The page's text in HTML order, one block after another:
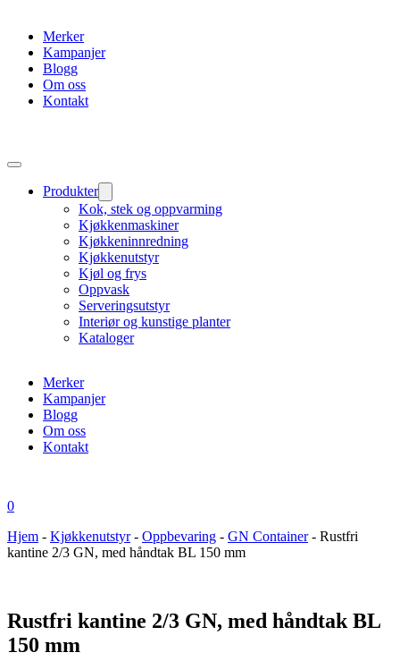
Merker
Kampanjer
Blogg
Om oss
Kontakt
Produkter
Kok, stek og oppvarming
Kjøkkenmaskiner
Kjøkkeninnredning
Kjøkkenutstyr
Kjøl og frys
Oppvask
Serveringsutstyr
Interiør og kunstige planter
Kataloger
Merker
Kampanjer
Blogg
Om oss
Kontakt
0
Hjem - Kjøkkenutstyr- Oppbevaring - GN Container- Rustfri
kantine 2/3 GN, med håndtak BL 150 mm
Rustfri kantine 2/3 GN, med håndtak BL
150 mm